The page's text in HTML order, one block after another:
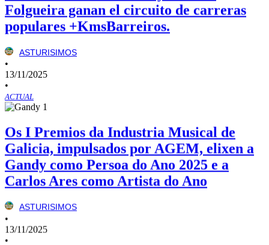
Folgueira ganan el circuito de carreras
populares +KmsBarreiros.
ASTURISIMOS
•
13/11/2025
•
ACTUAL
Os I Premios da Industria Musical de
Galicia, impulsados por AGEM, elixen a
Gandy como Persoa do Ano 2025 e a
Carlos Ares como Artista do Ano
ASTURISIMOS
•
13/11/2025
•